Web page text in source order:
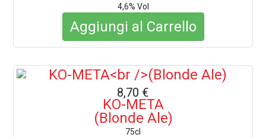
4,6% Vol
Aggiungi al Carrello
8,70 €
KO-META
(Blonde Ale)
75cl